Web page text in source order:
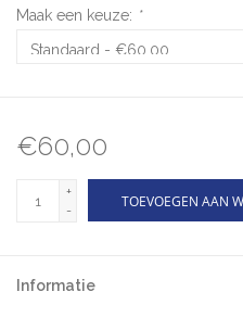
Maak een keuze: *
€60,00
+
-
TOEVOEGEN AAN
Informatie